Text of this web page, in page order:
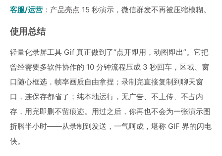
客服/运营 ：产品亮点 15 秒演示，微信群发不再被压缩模糊。
使用总结
轻量化录屏工具 Gif 真正做到了“点开即用，动图即出”。它把
曾经需要多软件协作的 10 分钟流程压成 3 秒回车，区域、窗
口随心框选，帧率画质自由拿捏；录制完直接复制到聊天窗
口，连保存都省了；纯本地运行，无广告、不上传、不占内
存，用完即删不留痕迹。用过之后，你再也不会为一张演示图
折腾半小时——从录制到发送，一气呵成，堪称 GIF 界的闪电
侠。